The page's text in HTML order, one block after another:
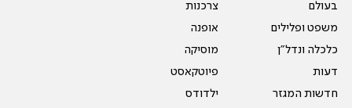
בעולם
משפט ופלילים
כלכלה ונדל"ן
דעות
חדשות המגזר
צרכנות
אופנה
מוסיקה
פיוטקאסט
ילדודס